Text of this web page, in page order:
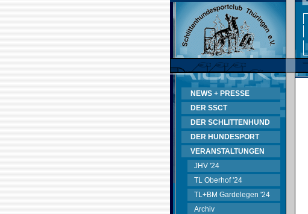
NEWS + PRESSE
DER SSCT
DER SCHLITTENHUND
DER HUNDESPORT
VERANSTALTUNGEN
JHV '24
TL Oberhof '24
TL+BM Gardelegen '24
Archiv